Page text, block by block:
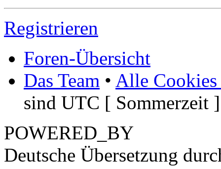
Registrieren
Foren-Übersicht
Das Team • Alle Cookies
sind UTC [ Sommerzeit ]
POWERED_BY
Deutsche Übersetzung